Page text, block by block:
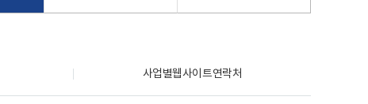
사업별웹사이트연락처